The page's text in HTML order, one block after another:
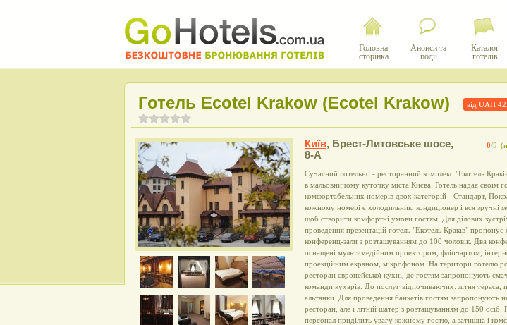
Головна
сторінка
Анонси та
події
Каталог
готелів
від UAH
Готель Ecotel Krakow (Ecotel Krakow)
0/5 (
Київ, Брест-Литовське шосе,
8-А
Сучасний готельно - ресторанний комплекс "Екотель
в мальовничому куточку міста Києва. Готель надає своїм
комфортабельних номерів двох категорій - Стандарт,
кожному номері є холодильник, кондиціонер і вся зручні
щоб створити комфортні умови гостям. Для ділових
проведення презентацій готель "Екотель Краків" пропонує
конференц-зали з розташуванням до 100 чоловік. Два
оснащені мультимедійним проектором, фліпчартом,
проекційним екраном, мікрофоном. На території готелю
ресторан європейської кухні, де гостям запропонують
команди кухарів. До послуг відпочиваючих: літня тераса,
альтанки. Для проведення банкетів гостям запропонують
ресторан, але і літній шатер з розташуванням до 150 осіб.
персонал приділить увагу кожному гостю, а затишна і